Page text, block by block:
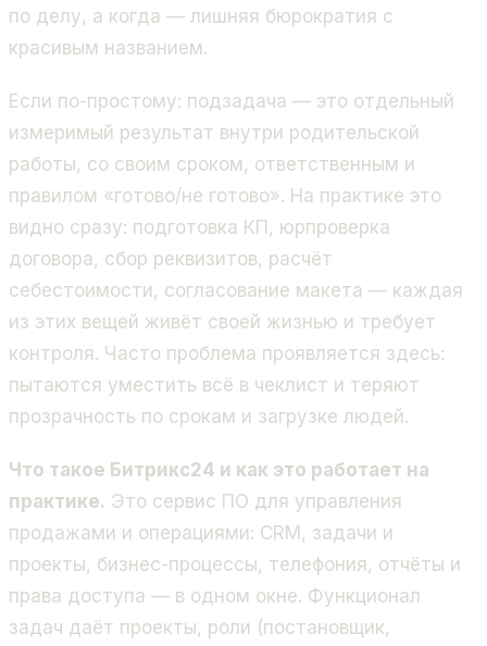
по делу, а когда — лишняя бюрократия с
красивым названием.
Если по-простому: подзадача — это отдельный
измеримый результат внутри родительской
работы, со своим сроком, ответственным и
правилом «готово/не готово». На практике это
видно сразу: подготовка КП, юрпроверка
договора, сбор реквизитов, расчёт
себестоимости, согласование макета — каждая
из этих вещей живёт своей жизнью и требует
контроля. Часто проблема проявляется здесь:
пытаются уместить всё в чеклист и теряют
прозрачность по срокам и загрузке людей.
Что такое Битрикс24 и как это работает на
практике. Это сервис ПО для управления
продажами и операциями: CRM, задачи и
проекты, бизнес-процессы, телефония, отчёты и
права доступа — в одном окне. Функционал
задач даёт проекты, роли (постановщик,